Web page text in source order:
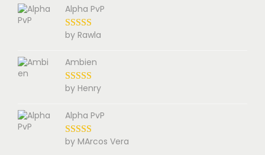
Alpha PvP
by Rawla
Ambien
by Henry
Alpha PvP
by MArcos Vera